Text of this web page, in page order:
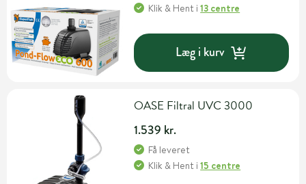
Klik & Hent i13 centre
Læg i kurv
OASE Filtral UVC 3000
1.539 kr.
Få leveret
Klik & Hent i15 centre